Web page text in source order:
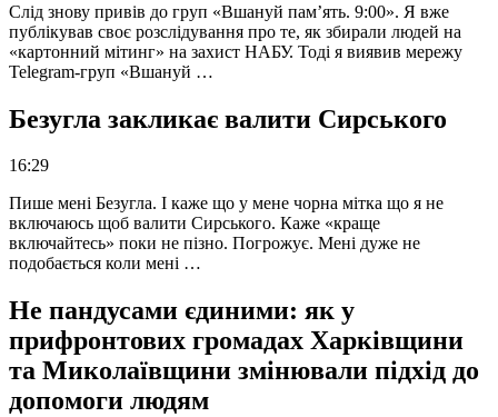
Слід знову привів до груп «Вшануй пам’ять. 9:00». Я вже
публікував своє розслідування про те, як збирали людей на
«картонний мітинг» на захист НАБУ. Тоді я виявив мережу
Telegram-груп «Вшануй …
Безугла закликає валити Сирського
16:29
Пише мені Безугла. І каже що у мене чорна мітка що я не
включаюсь щоб валити Сирського. Каже «краще
включайтесь» поки не пізно. Погрожує. Мені дуже не
подобається коли мені …
Не пандусами єдиними: як у
прифронтових громадах Харківщини
та Миколаївщини змінювали підхід до
допомоги людям